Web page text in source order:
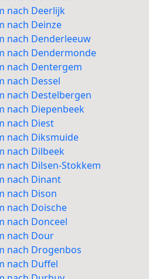
nach Deerlijk
nach Deinze
nach Denderleeuw
nach Dendermonde
nach Dentergem
nach Dessel
nach Destelbergen
nach Diepenbeek
nach Diest
nach Diksmuide
nach Dilbeek
nach Dilsen-Stokkem
nach Dinant
nach Dison
nach Doische
nach Donceel
nach Dour
nach Drogenbos
nach Duffel